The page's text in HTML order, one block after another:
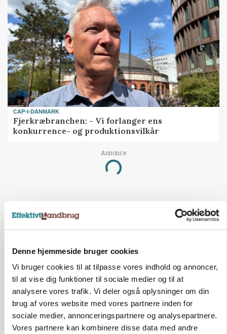
Denne hjemmeside bruger cookies
Vi bruger cookies til at tilpasse vores indhold og annoncer,
til at vise dig funktioner til sociale medier og til at
analysere vores trafik. Vi deler også oplysninger om din
brug af vores website med vores partnere inden for
sociale medier, annonceringspartnere og analysepartnere.
Vores partnere kan kombinere disse data med andre
CAP-I-DANMARK
Fjerkræbranchen: - Vi forlanger ens
konkurrence- og produktionsvilkår
Annonce
Loading...
MARKEDSFOKUS